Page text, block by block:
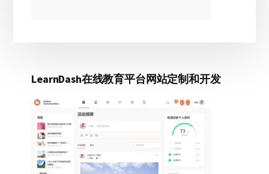
LearnDash在线教育平台网站定制和开发